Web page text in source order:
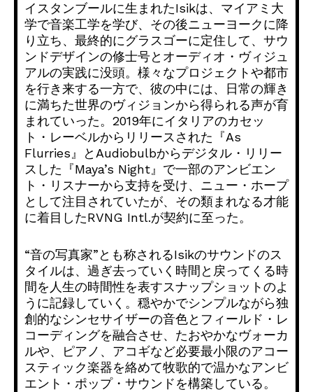
イスタンブールに生まれたIsikは、 マイアミ大
学で音楽工学を学び、その後ニューヨークに降
り立ち、 最終的にグラスゴーに定住して、 サウ
ンドデザインの修士号とオーディオ・ ヴィジュ
アルの実践に没頭。 様々なプロジェクトや都市
を行き来する一方で、彼の中には、
日常の輝き
に満ちた世界のヴィジョンから得られる声が育
まれていった。2019年にイタリアのカセッ
ト・ レーベルからリリースされた『As
Flurries』とAudiobulbからデジタル・ リリー
スした『Maya’s Night』で一部のアンビエン
ト・リスナーから支持を受け、 ニュー・ホープ
として注目されていたが、 その類まれなる才能
に着目したRVNG Intl.が契約に至った。
“音の写真家”とも称されるIsikのサウンドのス
タイルは、 過ぎ去っていく時間と戻ってくる時
間を人生の時間性を表すスナップショットのよ
うに記録していく。 穏やかでシンプルながら独
創的なシンセサイザーの音色とフィール ド・レ
コーディングを融合させ、たおやかなヴォーカ
ルや、
ピアノ、 アコギなど必要最小限のアコー
スティック楽器を絡めて牧歌的で温かなアンビ
エント・ポップ・サウンドを構築している。